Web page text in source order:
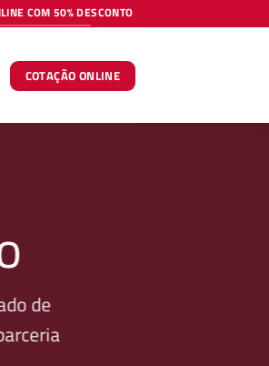
COM 50% DESCONTO
COTAÇÃO ONLINE
de